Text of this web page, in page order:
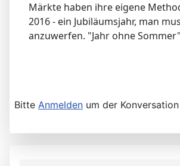
Märkte haben ihre eigene
2016 - ein Jubiläumsjahr, man
anzuwerfen. "Jahr ohne
Bitte Anmelden um der